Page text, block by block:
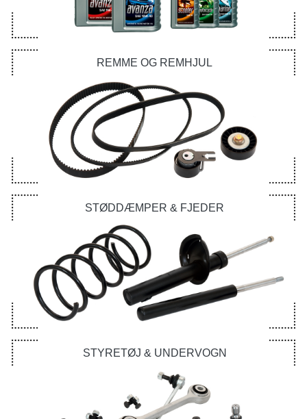
REMME OG REMHJUL
STØDDÆMPER & FJEDER
STYRETØJ & UNDERVOGN